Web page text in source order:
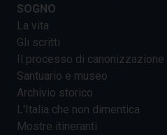
SOGNO
La vita
Gli scritti
Il processo di canonizzazione
Santuario e museo
Archivio storico
L'Italia che non dimentica
Mostre itineranti